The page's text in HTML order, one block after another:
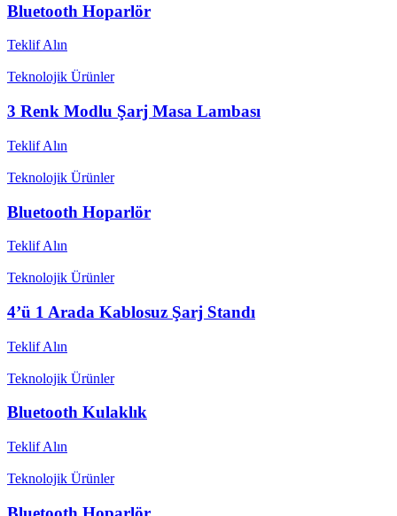
Bluetooth Hoparlör
Teklif Alın
Teknolojik Ürünler
3 Renk Modlu Şarj Masa Lambası
Teklif Alın
Teknolojik Ürünler
Bluetooth Hoparlör
Teklif Alın
Teknolojik Ürünler
4’ü 1 Arada Kablosuz Şarj Standı
Teklif Alın
Teknolojik Ürünler
Bluetooth Kulaklık
Teklif Alın
Teknolojik Ürünler